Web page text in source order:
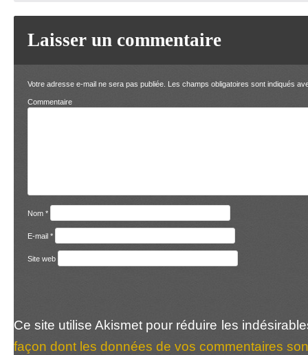
Laisser un commentaire
Votre adresse e-mail ne sera pas publiée. Les champs obligatoires sont indiqués
Nom *
E-mail *
Site web
Ce site utilise Akismet pour réduire les
façon dont les données de vos commentaires